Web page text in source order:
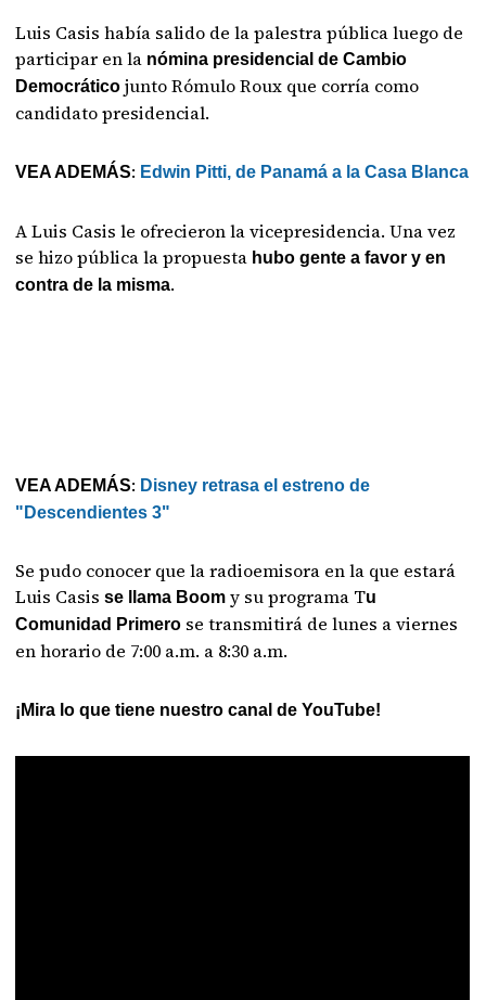
Luis Casis había salido de la palestra pública luego de
participar en la nómina presidencial de Cambio
Democrático junto Rómulo Roux que corría como
candidato presidencial.
VEA ADEMÁS: Edwin Pitti, de Panamá a la Casa Blanca
A Luis Casis le ofrecieron la vicepresidencia. Una vez
se hizo pública la propuesta hubo gente a favor y en
contra de la misma.
VEA ADEMÁS: Disney retrasa el estreno de
"Descendientes 3"
Se pudo conocer que la radioemisora en la que estará
Luis Casisse llama Boomy su programa Tu
Comunidad Primero se transmitirá de lunes a viernes
en horario de 7:00 a.m. a 8:30 a.m.
¡Mira lo que tiene nuestro canal de YouTube!